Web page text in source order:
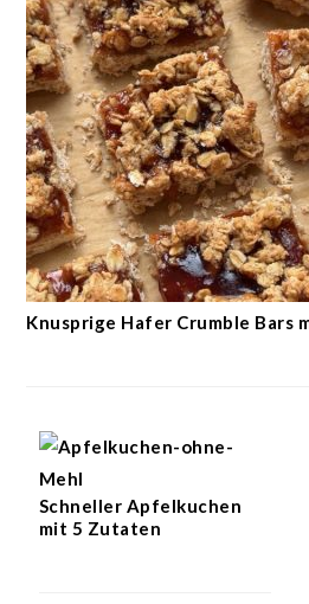
Knusprige Hafer Crumble Bars
Schneller Apfelkuchen
mit 5 Zutaten